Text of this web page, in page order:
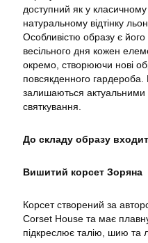
доступний як у класичному
натуральному відтінку
Особливістю образу є
весільного дня кожен
окремо, створюючи нові
повсякденного гардероба.
залишаються
святкування.
До складу образу
Вишитий корсет Зоряна
Корсет створений за
Corset House та має
підкреслює талію, шию та